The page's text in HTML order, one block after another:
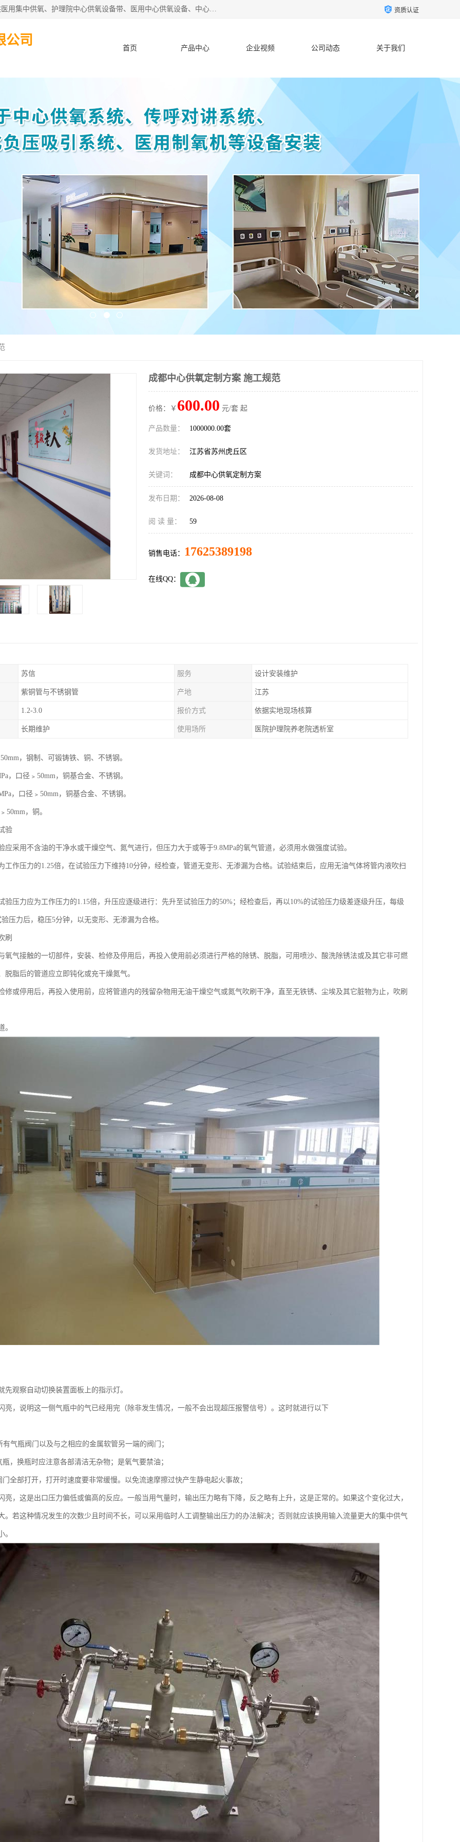
苏信智能科技（苏州）有限公司致力于为各种规模的医院提供医用集中供氧、护理院中心供氧设备带、医用中心供氧设备、中心供氧系统安装、医院中心供氧系统报价等“一条龙”服务。 资质认证
公司
首页 产品中心 企业视频 公司动态 关于我们
成都中心供氧定制方案 施工规范
价格：￥ 600.00 元/套 起
产品数量： 1000000.00套
发货地址： 江苏省苏州虎丘区
关键词： 成都中心供氧定制方案
发布日期： 2026-08-08
阅 读 量： 59
销售电话： 17625389198
在线QQ：
苏信 服务 设计安装维护
紫铜管与不锈钢管 产地 江苏
1.2-3.0 报价方式 依据实地现场核算
长期维护 使用场所 医院护理院养老院透析室
，钢制、可锻铸铁、铜、不锈钢。
，口径﹥50mm，铜基合金、不锈钢。
，口径﹥50mm，铜基合金、不锈钢。
，铜。
验
应采用不含油的干净水或干燥空气、氮气进行，但压力大于或等于9.8MPa的氧气管道，必须用水做强度试验。
工作压力的1.25倍，在试验压力下维持10分钟，经检查，管道无变形、无渗漏为合格。试验结束后，应用无油气体将管内液吹扫
验压力应为工作压力的1.15倍，升压应逐级进行：先升至试验压力的50%；经检查后，再以10%的试验压力级差逐级升压，每级
压力后，稳压5分钟，以无变形、无渗漏为合格。
刷
氧气接触的一切部件，安装、检修及停用后，再投入使用前必须进行严格的除锈、脱脂，可用喷沙、酸洗除锈法或及其它非可燃
脱脂后的管道应立即钝化或充干燥氮气。
修或停用后，再投入使用前，应将管道内的残留杂物用无油干燥空气或氮气吹刷干净，直至无铁锈、尘埃及其它脏物为止，吹刷
。
先观察自动切换装置面板上的指示灯。
亮，说明这一侧气瓶中的气已经用完（除非发生情况，一般不会出现超压报警信号）。这时就进行以下
气瓶阀门以及与之相应的金属软管另一端的阀门；
，换瓶时应注意各部清洁无杂物；是氧气要禁油；
全部打开，打开时速度要非常缓慢。以免流速摩擦过快产生静电起火事故；
亮，这是出口压力偏低或偏高的反应。一般当用气量时，输出压力略有下降，反之略有上升，这是正常的。如果这个变化过大，
。若这种情况发生的次数少且时间不长，可以采用临时人工调整输出压力的办法解决；否则就应该换用输入流量更大的集中供气
。